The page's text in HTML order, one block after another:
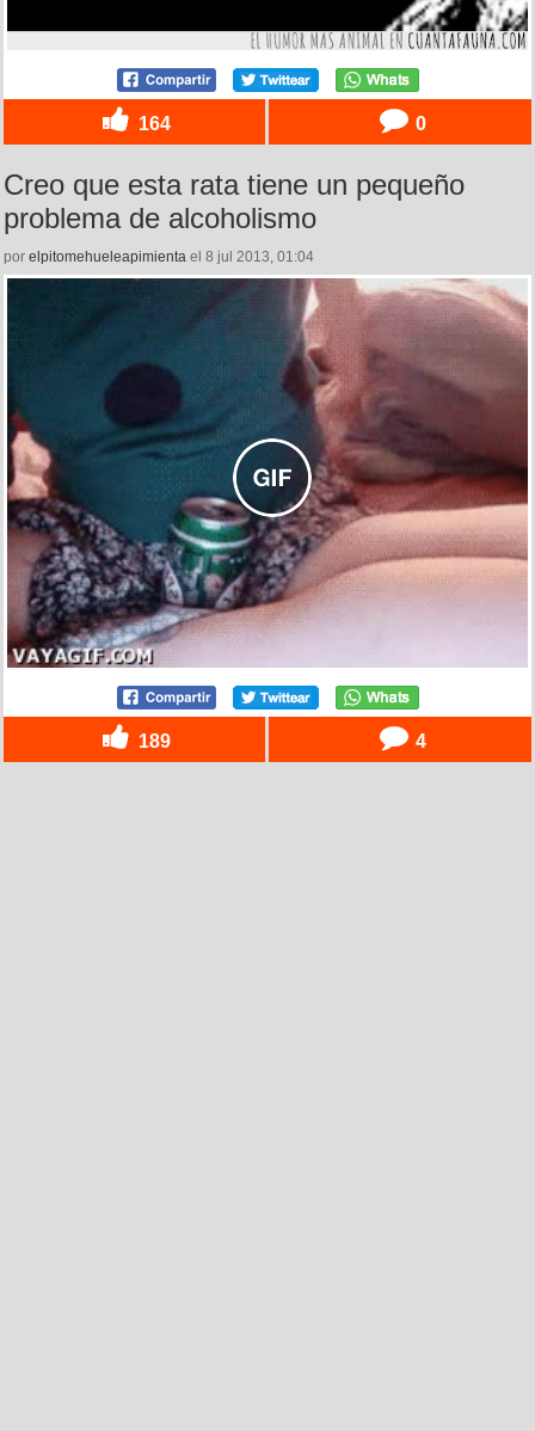
164 0
Creo que esta rata tiene un pequeño
problema de alcoholismo
por elpitomehueleapimienta el 8 jul 2013, 01:04
189 4